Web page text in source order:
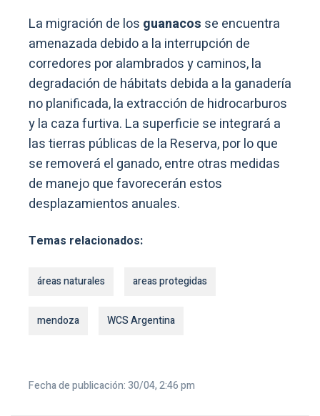
La migración de los guanacos se encuentra
amenazada debido a la interrupción de
corredores por alambrados y caminos, la
degradación de hábitats debida a la ganadería
no planificada, la extracción de hidrocarburos
y la caza furtiva. La superficie se integrará a
las tierras públicas de la Reserva, por lo que
se removerá el ganado, entre otras medidas
de manejo que favorecerán estos
desplazamientos anuales.
Temas relacionados:
áreas naturales areas protegidas
mendoza WCS Argentina
Fecha de publicación: 30/04, 2:46 pm